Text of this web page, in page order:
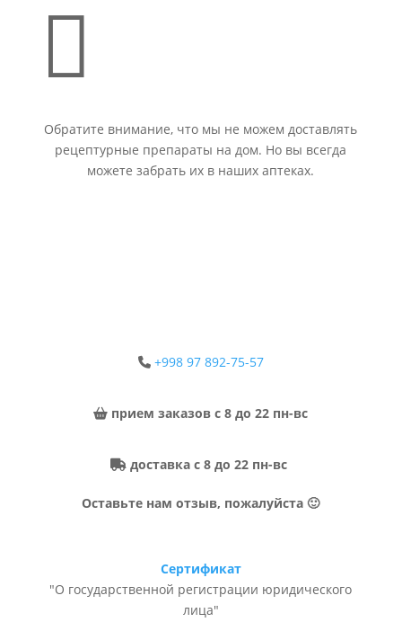

Обратите внимание, что мы не можем доставлять
рецептурные препараты на дом. Но вы всегда
можете забрать их в наших аптеках.
+998 97 892-75-57
прием заказов с 8 до 22 пн-вс
доставка с 8 до 22 пн-вс
Оставьте нам отзыв, пожалуйста 🙂
Сертификат
"О государственной регистрации юридического
лица"